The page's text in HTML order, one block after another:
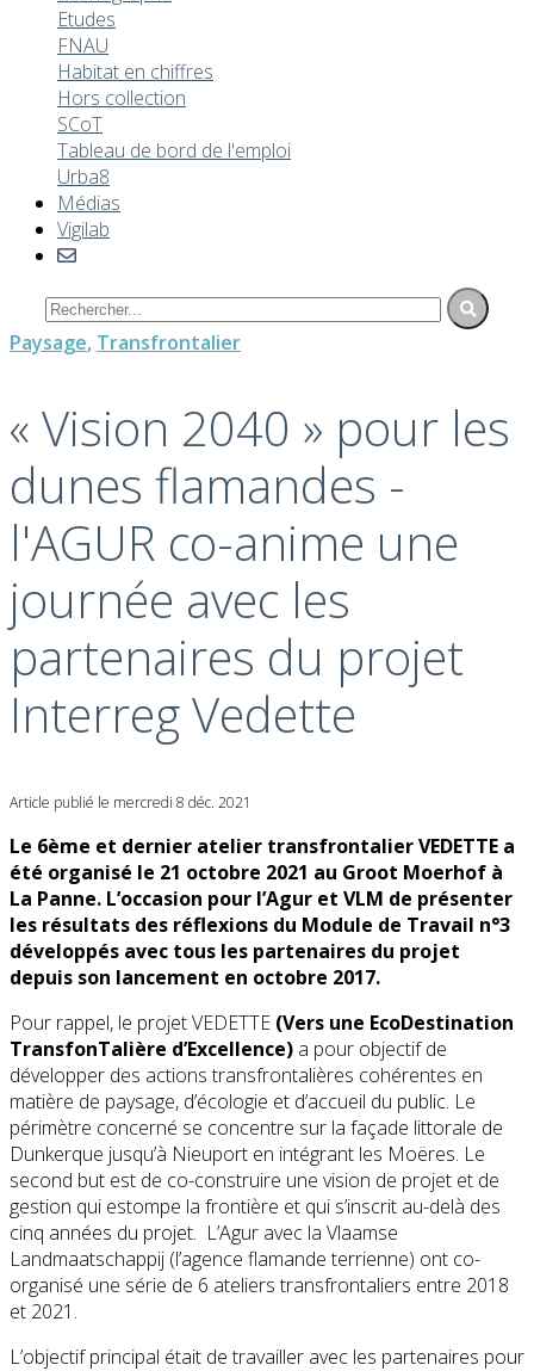
Etudes
FNAU
Habitat en chiffres
Hors collection
SCoT
Tableau de bord de l'emploi
Urba8
Médias
Vigilab
Paysage, Transfrontalier
« Vision 2040 » pour les
dunes flamandes -
l'AGUR co-anime une
journée avec les
partenaires du projet
Interreg Vedette
Article publié le mercredi 8 déc. 2021
Le 6ème et dernier atelier transfrontalier VEDETTE a
été organisé le 21 octobre 2021 au Groot Moerhof à
La Panne. L’occasion pour l’Agur et VLM de présenter
les résultats des réflexions du Module de Travail n°3
développés avec tous les partenaires du projet
depuis son lancement en octobre 2017.
Pour rappel, le projet VEDETTE (Vers une EcoDestination
TransfonTalière d’Excellence) a pour objectif de
développer des actions transfrontalières cohérentes en
matière de paysage, d’écologie et d’accueil du public. Le
périmètre concerné se concentre sur la façade littorale de
Dunkerque jusqu’à Nieuport en intégrant les Moëres. Le
second but est de co-construire une vision de projet et de
gestion qui estompe la frontière et qui s’inscrit au-delà des
cinq années du projet. L’Agur avec la Vlaamse
Landmaatschappij (l’agence flamande terrienne) ont co-
organisé une série de 6 ateliers transfrontaliers entre 2018
et 2021.
L’objectif principal était de travailler avec les partenaires pour